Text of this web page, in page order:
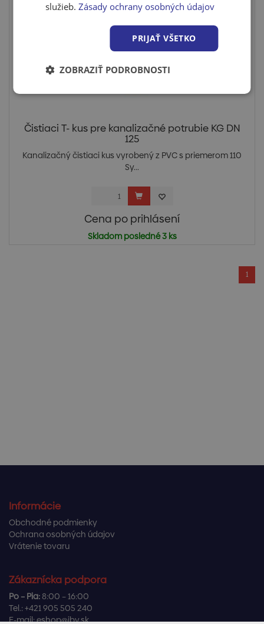
Čistiaci T- kus pre kanalizačné potrubie KG DN
125
Kanalizačný čistiaci kus vyrobený z PVC s priemerom 110
Sy...
Cena po prihlásení
Skladom posledné 3 ks
1
Informácie
Obchodné podmienky
Ochrana osobných údajov
Vrátenie tovaru
Zákaznícka podpora
Po – Pia:8:00 – 16:00
Tel.: +421 905 505 240
E-mail:eshop@ibv.sk
služieb.Zásady ochrany osobných údajov
PRIJAŤ VŠETKO
ZOBRAZIŤ PODROBNOSTI